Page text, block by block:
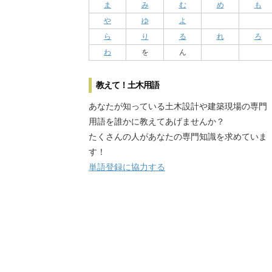
ま
み む め
も
や
ゆ
よ
ら
り る れ
ろ
わ
を ん
教えて！土木用語
あなたが知っている土木設計や建築現場の専門
用語を誰かに教えてあげませんか？
たくさんの人があなたの専門知識を求めていま
す！
単語登録に協力する